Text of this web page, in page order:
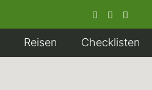
Reisen Checklisten